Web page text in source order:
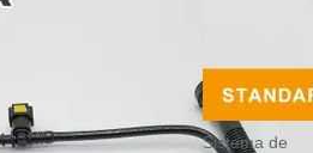
Sistema de